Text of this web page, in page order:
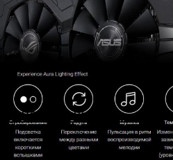
ROG STRIX Radeon RX